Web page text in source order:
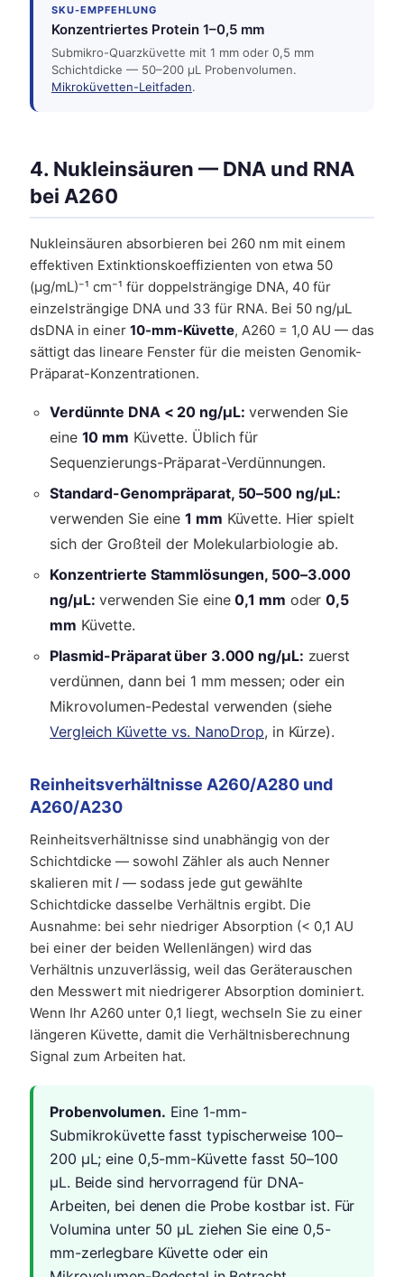
SKU-EMPFEHLUNG
Konzentriertes Protein 1–0,5 mm
Submikro-Quarzküvette mit 1 mm oder 0,5 mm
Schichtdicke — 50–200 µL Probenvolumen.
Mikroküvetten-Leitfaden.
4. Nukleinsäuren — DNA und RNA
bei A260
Nukleinsäuren absorbieren bei 260 nm mit einem
effektiven Extinktionskoeffizienten von etwa 50
(µg/mL)⁻¹ cm⁻¹ für doppelsträngige DNA, 40 für
einzelsträngige DNA und 33 für RNA. Bei 50 ng/µL
dsDNA in einer 10-mm-Küvette, A260 = 1,0 AU — das
sättigt das lineare Fenster für die meisten Genomik-
Präparat-Konzentrationen.
Verdünnte DNA < 20 ng/µL: verwenden Sie
eine 10 mm Küvette. Üblich für
Sequenzierungs-Präparat-Verdünnungen.
Standard-Genompräparat, 50–500 ng/µL:
verwenden Sie eine1 mm Küvette. Hier spielt
sich der Großteil der Molekularbiologie ab.
Konzentrierte Stammlösungen, 500–3.000
ng/µL: verwenden Sie eine0,1 mm oder0,5
mm Küvette.
Plasmid-Präparat über 3.000 ng/µL: zuerst
verdünnen, dann bei 1 mm messen; oder ein
Mikrovolumen-Pedestal verwenden (siehe
Vergleich Küvette vs. NanoDrop, in Kürze).
Reinheitsverhältnisse A260/A280 und
A260/A230
Reinheitsverhältnisse sind unabhängig von der
Schichtdicke — sowohl Zähler als auch Nenner
skalieren mit l — sodass jede gut gewählte
Schichtdicke dasselbe Verhältnis ergibt. Die
Ausnahme: bei sehr niedriger Absorption (< 0,1 AU
bei einer der beiden Wellenlängen) wird das
Verhältnis unzuverlässig, weil das Geräterauschen
den Messwert mit niedrigerer Absorption dominiert.
Wenn Ihr A260 unter 0,1 liegt, wechseln Sie zu einer
längeren Küvette, damit die Verhältnisberechnung
Signal zum Arbeiten hat.
Probenvolumen. Eine 1-mm-
Submikroküvette fasst typischerweise 100–
200 µL; eine 0,5-mm-Küvette fasst 50–100
µL. Beide sind hervorragend für DNA-
Arbeiten, bei denen die Probe kostbar ist. Für
Volumina unter 50 µL ziehen Sie eine 0,5-
mm-zerlegbare Küvette oder ein